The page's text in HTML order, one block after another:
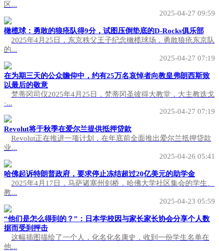
区...
2025-04-27 09:59
橄榄球：勇敢的狼疮队得9分，试图压倒垫底的D-Rocks俱乐部
2025年4月25日，东京秩父王子纪念橄榄球场，勇敢狼疮东京队
的...
2025-04-27 07:19
在为期三天的公众瞻仰中，约有25万名哀悼者向教皇弗朗西斯致
以最后的敬意
梵蒂冈司仪2025年4月25日，梵蒂冈圣彼得大教堂，大主教迭戈
·...
2025-04-27 07:19
Revolut将于秋季在爱尔兰提供抵押贷款
Revolut正在推进一项计划，在年底前全面推出爱尔兰抵押贷款
业...
2025-04-26 05:41
哈佛起诉特朗普政府，要求停止冻结超过20亿美元的助学金
2025年4月17日，马萨诸塞州剑桥，哈佛大学社区集会的学生、
教...
2025-04-23 05:59
“他们是怎么得到的？”：日本学校因与家长家长协会分享个人数
据而受到抨击
这幅插图描绘了一个人，化名化名康史，收到一份学生名单在
他...